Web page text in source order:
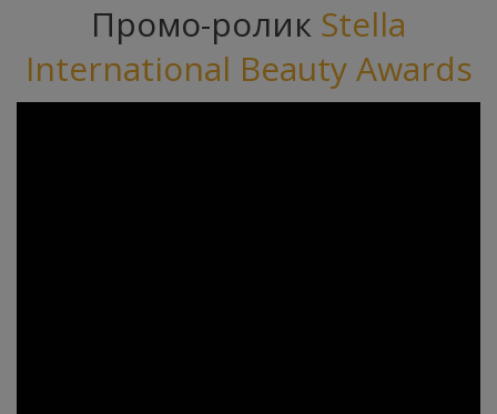
Промо-ролик Stella
International Beauty Awards